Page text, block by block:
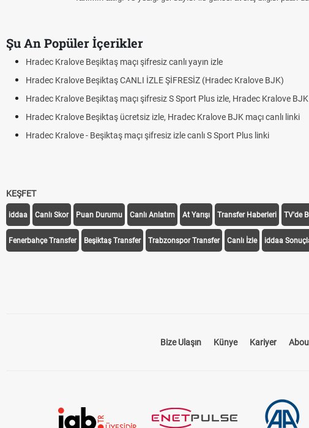
Şu An Popüler İçerikler
Hradec Kralove Beşiktaş maçı şifresiz canlı yayın izle
Hradec Kralove Beşiktaş CANLI İZLE ŞİFRESİZ (Hradec Kralove BJK)
Hradec Kralove Beşiktaş maçı şifresiz S Sport Plus izle, Hradec Kralove
Hradec Kralove Beşiktaş ücretsiz izle, Hradec Kralove BJK maçı canlı linki
Hradec Kralove - Beşiktaş maçı şifresiz izle canlı S Sport Plus linki
KEŞFET
iddaa Canlı Skor Puan Durumu Canlı Anlatım At Yarışı Transfer Haberleri TV'de
Fenerbahçe Transfer Beşiktaş Transfer Trabzonspor Transfer Canlı İzle iddaa
Bize Ulaşın Künye Kariyer